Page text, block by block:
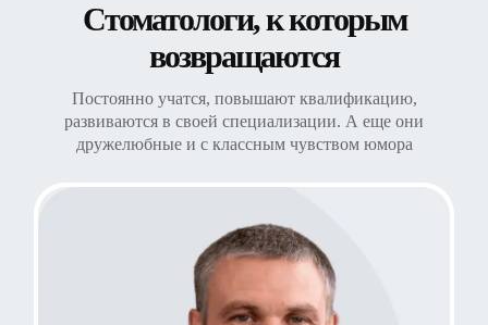
Стоматологи, к которым
возвращаются
Постоянно учатся, повышают квалификацию,
развиваются в своей специализации. А еще они
дружелюбные и с классным чувством юмора